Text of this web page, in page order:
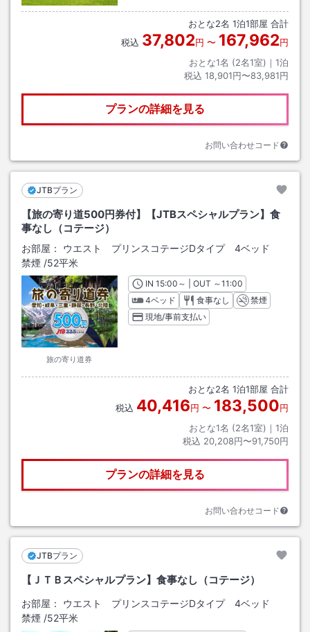
おとな2名 1泊1部屋 合計
税込 37,802円 〜 167,962円
おとな1名 (2名1室)｜ 1泊
税込 18,901円〜83,981円
プランの詳細を見る
お問い合わせコード
JTBプラン
【旅の寄り道500円券付】【JTBスペシャルプラン】食
事なし（コテージ）
お部屋：
ウエスト プリンスコテージDタイプ 4ベッド
禁煙 /52平米
旅の寄り道券
INチェックイン
15:00 ～ | OUT チェックアウト
～11:00
4ベッド
食事なし
禁煙
現地/事前支払い
おとな2名 1泊1部屋 合計
税込 40,416円 〜 183,500円
おとな1名 (2名1室)｜ 1泊
税込 20,208円〜91,750円
プランの詳細を見る
お問い合わせコード
JTBプラン
【ＪＴＢスペシャルプラン】食事なし（コテージ）
お部屋：
ウエスト プリンスコテージDタイプ 4ベッド
禁煙 /52平米